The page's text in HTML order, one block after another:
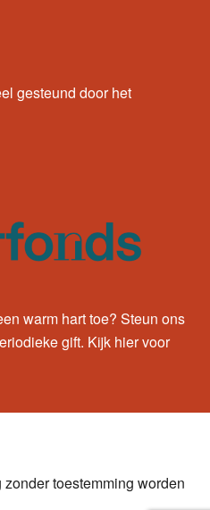
gesteund door het
warm hart toe? Steun ons
gift. Kijk hiervoor
toestemming worden